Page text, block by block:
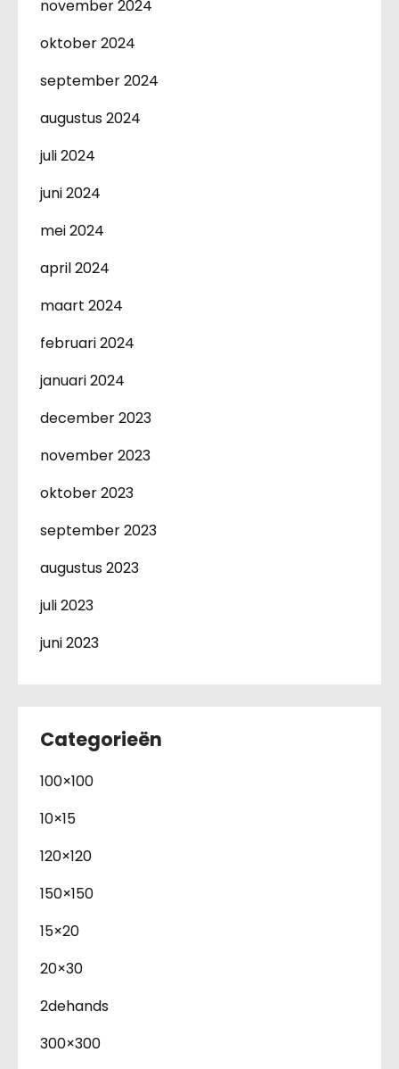
november 2024
oktober 2024
september 2024
augustus 2024
juli 2024
juni 2024
mei 2024
april 2024
maart 2024
februari 2024
januari 2024
december 2023
november 2023
oktober 2023
september 2023
augustus 2023
juli 2023
juni 2023
Categorieën
100×100
10×15
120×120
150×150
15×20
20×30
2dehands
300×300